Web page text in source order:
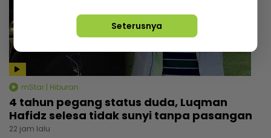
mStar | Hiburan
4 tahun pegang status duda, Luqman
Hafidz selesa tidak sunyi tanpa pasangan
22 jam lalu
Seterusnya